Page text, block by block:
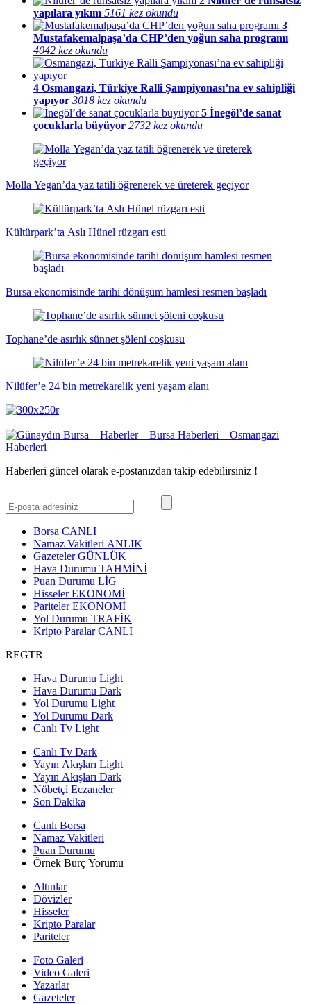
yapılara yıkım 5161 kez okundu
3
Mustafakemalpaşa’da CHP’den yoğun saha programı
4042 kez okundu
4 Osmangazi, Türkiye Ralli Şampiyonası’na ev sahipliği
yapıyor 3018 kez okundu
5 İnegöl’de sanat
çocuklarla büyüyor 2732 kez okundu
Molla Yegan’da yaz tatili öğrenerek ve üreterek geçiyor
Kültürpark’ta Aslı Hünel rüzgarı esti
Bursa ekonomisinde tarihi dönüşüm hamlesi resmen başladı
Tophane’de asırlık sünnet şöleni coşkusu
Nilüfer’e 24 bin metrekarelik yeni yaşam alanı
Haberleri güncel olarak e-postanızdan takip edebilirsiniz !
Borsa CANLI
Namaz Vakitleri ANLIK
GazetelerGÜNLÜK
Hava Durumu TAHMİNİ
Puan Durumu LİG
HisselerEKONOMİ
ParitelerEKONOMİ
Yol Durumu TRAFİK
Kripto ParalarCANLI
REGTR
Hava Durumu Light
Hava Durumu Dark
Yol Durumu Light
Yol Durumu Dark
Canlı Tv Light
Canlı Tv Dark
Yayın Akışları Light
Yayın Akışları Dark
Nöbetçi Eczaneler
Son Dakika
Canlı Borsa
Namaz Vakitleri
Puan Durumu
Örnek Burç Yorumu
Altınlar
Dövizler
Hisseler
Kripto Paralar
Pariteler
Foto Galeri
Video Galeri
Yazarlar
Gazeteler